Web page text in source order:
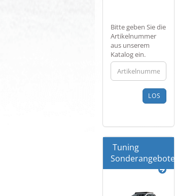
BITTE
GEBEN
SIE
DIE
ARTIKELNUMMER
AUS
UNSEREM
Bitte geben Sie die
Artikelnummer
aus unserem
Katalog ein.
LOS
Tuning
Sonderangebote